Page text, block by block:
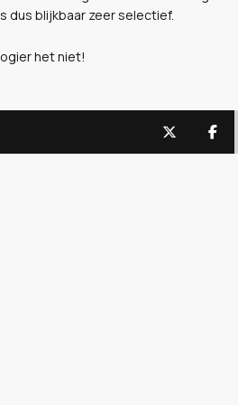
dus blijkbaar zeer selectief.
het niet!